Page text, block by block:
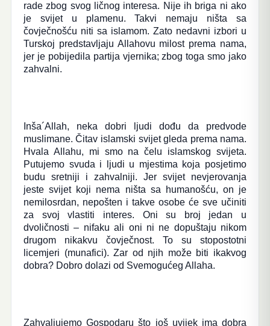
rade zbog svog ličnog interesa. Nije ih briga ni ako
je svijet u plamenu. Takvi nemaju ništa sa
čovječnošću niti sa islamom. Zato nedavni izbori u
Turskoj predstavljaju Allahovu milost prema nama,
jer je pobijedila partija vjernika; zbog toga smo jako
zahvalni.
Inša´Allah, neka dobri ljudi dođu da predvode
muslimane. Čitav islamski svijet gleda prema nama.
Hvala Allahu, mi smo na čelu islamskog svijeta.
Putujemo svuda i ljudi u mjestima koja posjetimo
budu sretniji i zahvalniji. Jer svijet nevjerovanja
jeste svijet koji nema ništa sa humanošću, on je
nemilosrdan, nepošten i takve osobe će sve učiniti
za svoj vlastiti interes. Oni su broj jedan u
dvoličnosti – nifaku ali oni ni ne dopuštaju nikom
drugom nikakvu čovječnost. To su stopostotni
licemjeri (munafici). Zar od njih može biti ikakvog
dobra? Dobro dolazi od Svemogućeg Allaha.
Zahvaljujemo Gospodaru što još uvijek ima dobra